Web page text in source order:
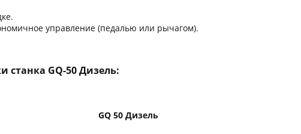
управление (педалью или рычагом).
станка GQ-50 Дизель:
GQ 50 Дизель